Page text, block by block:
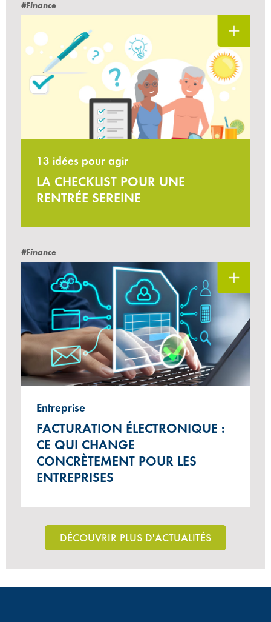
#Finance
13 idées pour agir
LA CHECKLIST POUR UNE
RENTRÉE SEREINE
#Finance
Entreprise
FACTURATION ÉLECTRONIQUE :
CE QUI CHANGE
CONCRÈTEMENT POUR LES
ENTREPRISES
DÉCOUVRIR PLUS D'ACTUALITÉS